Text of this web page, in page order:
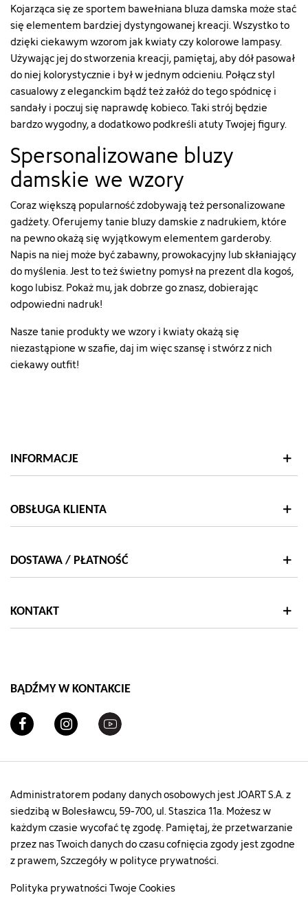
Kojarząca się ze sportem bawełniana bluza damska może stać
się elementem bardziej dystyngowanej kreacji. Wszystko to
dzięki ciekawym wzorom jak kwiaty czy kolorowe lampasy.
Używając jej do stworzenia kreacji, pamiętaj, aby dół pasował
do niej kolorystycznie i był w jednym odcieniu. Połącz styl
casualowy z eleganckim bądź też załóż do tego spódnicę i
sandały i poczuj się naprawdę kobieco. Taki strój będzie
bardzo wygodny, a dodatkowo podkreśli atuty Twojej figury.
Spersonalizowane bluzy
damskie we wzory
Coraz większą popularność zdobywają też personalizowane
gadżety. Oferujemy tanie bluzy damskie z nadrukiem, które
na pewno okażą się wyjątkowym elementem garderoby.
Napis na niej może być zabawny, prowokacyjny lub skłaniający
do myślenia. Jest to też świetny pomysł na prezent dla kogoś,
kogo lubisz. Pokaż mu, jak dobrze go znasz, dobierając
odpowiedni nadruk!
Nasze tanie produkty we wzory i kwiaty okażą się
niezastąpione w szafie, daj im więc szansę i stwórz z nich
ciekawy outfit!
INFORMACJE
OBSŁUGA KLIENTA
DOSTAWA / PŁATNOŚĆ
KONTAKT
BĄDŹMY W KONTAKCIE
Administratorem podany danych osobowych jest JOART S.A. z
siedzibą w Bolesławcu, 59-700, ul. Staszica 11a. Możesz w
każdym czasie wycofać tę zgodę. Pamiętaj, że przetwarzanie
przez nas Twoich danych do czasu cofnięcia zgody jest zgodne
z prawem, Szczegóły w polityce prywatności.
Polityka prywatnościTwoje Cookies